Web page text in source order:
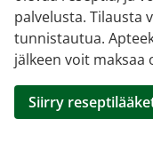
palvelusta. Tilausta
tunnistautua.
jälkeen voit maksaa
Siirry